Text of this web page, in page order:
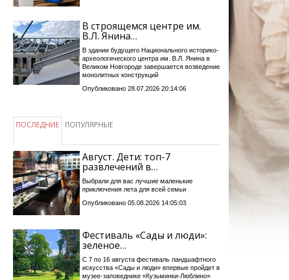
В строящемся центре им.
В.Л. Янина…
В здании будущего Национального историко-
археологического центра им. В.Л. Янина в
Великом Новгороде завершается возведение
монолитных конструкций
Опубликовано 28.07.2026 20:14:06
ПОСЛЕДНИЕ ПОПУЛЯРНЫЕ
Август. Дети: топ-7
развлечений в…
Выбрали для вас лучшие маленькие
приключения лета для всей семьи
Опубликовано 05.08.2026 14:05:03
Фестиваль «Сады и люди»:
зеленое…
С 7 по 16 августа фестиваль ландшафтного
искусства «Сады и люди» впервые пройдет в
музее-заповеднике «Кузьминки-Люблино»